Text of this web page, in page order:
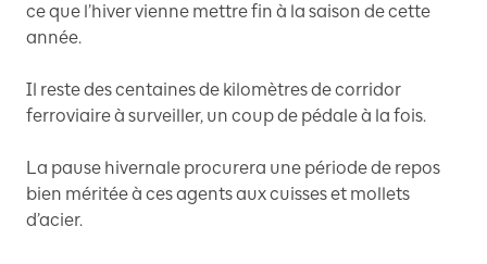
ce que l’hiver vienne mettre fin à la saison de cette
année.
Il reste des centaines de kilomètres de corridor
ferroviaire à surveiller, un coup de pédale à la fois.
La pause hivernale procurera une période de repos
bien méritée à ces agents aux cuisses et mollets
d’acier.